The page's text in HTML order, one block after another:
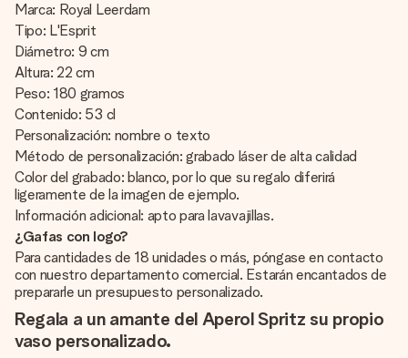
Marca: Royal Leerdam
Tipo: L'Esprit
Diámetro: 9 cm
Altura: 22 cm
Peso: 180 gramos
Contenido: 53 cl
Personalización: nombre o texto
Método de personalización: grabado láser de alta calidad
Color del grabado: blanco, por lo que su regalo diferirá
ligeramente de la imagen de ejemplo.
Información adicional: apto para lavavajillas.
¿Gafas con logo?
Para cantidades de 18 unidades o más, póngase en contacto
con nuestro departamento comercial. Estarán encantados de
prepararle un presupuesto personalizado.
Regala a un amante del Aperol Spritz su propio
vaso personalizado.